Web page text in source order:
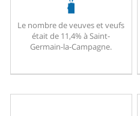
Le nombre de veuves et veufs
était de 11,4% à Saint-
Germain-la-Campagne.